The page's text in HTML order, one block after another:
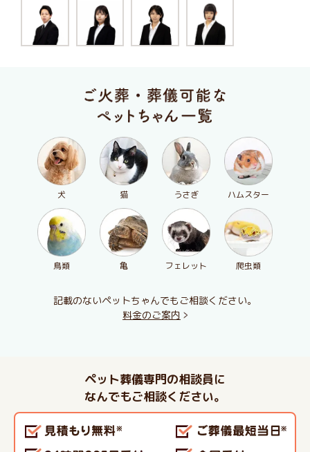
犬 猫 うさぎ ハムスター
鳥類 亀 フェレット 爬虫類
記載のないペットちゃんでもご相談ください。
料金のご案内
ペット葬儀専門の相談員に
なんでもご相談ください。